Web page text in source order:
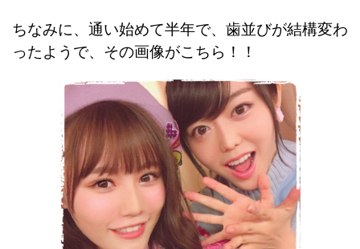
ちなみに、通い始めて半年で、歯並びが結構変わ
ったようで、その画像がこちら！！